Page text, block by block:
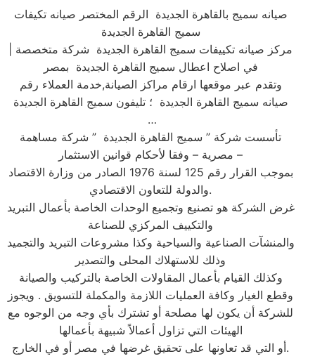
صيانه سميج بالقاهرة الجديدة الرقم المختصر صيانه تكيفات
سميج القاهرة الجديدة
في اصلاح اعطال سميج القاهرة الجديدة بمصر
وتقدم عبر موقعها ارقام مراكز الصيانة,خدمة العملاء رقم
صيانه سميج القاهرة الجديدة ؛ تليفون سميج القاهرة الجديدة
…
تأسست شركة ” سميج القاهرة الجديدة ” شركة مساهمة
مصرية – وفقا لأحكام قوانين الاستثمار –
بموجب القرار رقم 125 لسنة 1976 الصادر من وزارة الاقتصاد
والدولة للتعاون الاقتصادي.
غرض الشركة هو تصنيع وتجميع الوحدات الخاصة بأعمال التبريد
والتكييف المركزي للصناعة
والمنشآت الصناعية والسياحية وكذا مشروعات التبريد والتجميد
وذلك للاستهلاك المحلى والتصدير
وكذلك القيام بأعمال المقاولات الخاصة بالتركيب والصيانة
وقطع الغيار وكافة العمليات اللازمة والمكملة للتسويق . ويجوز
للشركة أن يكون لها مصلحة أو تشترك بأي وجه من الوجوه مع
الهيئات التي تزاول أعمالاً شبيهة بأعمالها
أو التي قد تعاونها على تحقيق غرضها في مصر أو في الخارج.